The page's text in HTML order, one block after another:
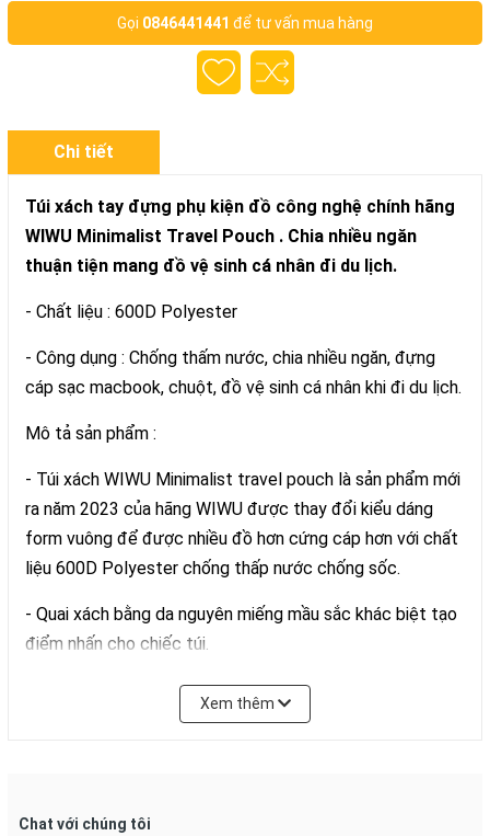
Gọi 0846441441 để tư vấn mua hàng
Chi tiết
Túi xách tay đựng phụ kiện đồ công nghệ chính hãng
WIWU Minimalist Travel Pouch . Chia nhiều ngăn
thuận tiện mang đồ vệ sinh cá nhân đi du lịch.
- Chất liệu : 600D Polyester
- Công dụng : Chống thấm nước, chia nhiều ngăn, đựng
cáp sạc macbook, chuột, đồ vệ sinh cá nhân khi đi du lịch.
Mô tả sản phẩm :
- Túi xách WIWU Minimalist travel pouch là sản phẩm mới
ra năm 2023 của hãng WIWU được thay đổi kiểu dáng
form vuông để được nhiều đồ hơn cứng cáp hơn với chất
liệu 600D Polyester chống thấp nước chống sốc.
- Quai xách bằng da nguyên miếng mầu sắc khác biệt tạo
điểm nhấn cho chiếc túi.
- Ngăn chia được tháo rời nếu không cần sử dụng đến,
phục vụ đa mục đích đựng phụ kiện, đồ công nghệ như
- Không chỉ đựng phụ kiện đồ công nghệ mà bạn có thể
Xem thêm
Chat với chúng tôi